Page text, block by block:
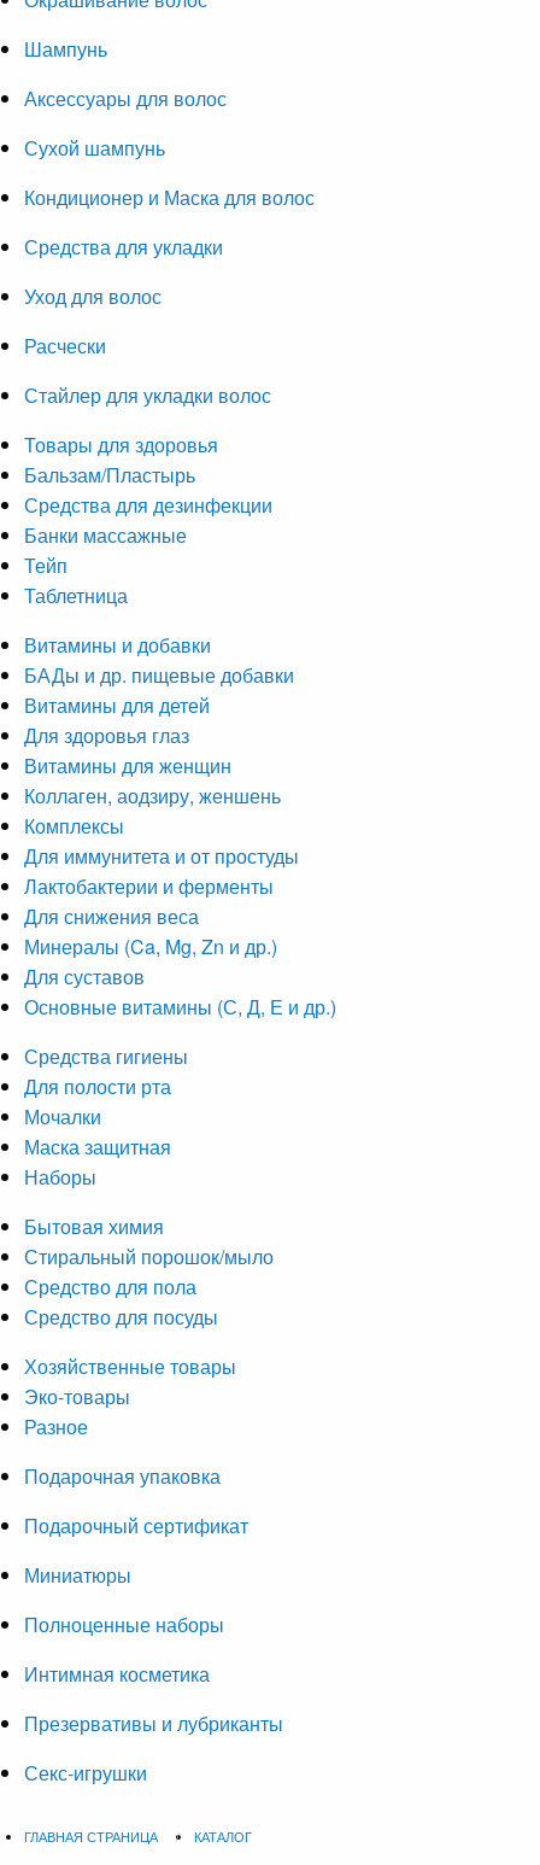
Шампунь
Аксессуары для волос
Сухой шампунь
Кондиционер и Маска для волос
Средства для укладки
Уход для волос
Расчески
Стайлер для укладки волос
Товары для здоровья
Бальзам/Пластырь
Средства для дезинфекции
Банки массажные
Тейп
Таблетница
Витамины и добавки
БАДы и др. пищевые добавки
Витамины для детей
Для здоровья глаз
Витамины для женщин
Коллаген, аодзиру, женшень
Комплексы
Для иммунитета и от простуды
Лактобактерии и ферменты
Для снижения веса
Минералы (Ca, Mg, Zn и др.)
Для суставов
Основные витамины (С, Д, Е и др.)
Средства гигиены
Для полости рта
Мочалки
Маска защитная
Наборы
Бытовая химия
Стиральный порошок/мыло
Средство для пола
Средство для посуды
Хозяйственные товары
Эко-товары
Разное
Подарочная упаковка
Подарочный сертификат
Миниатюры
Полноценные наборы
Интимная косметика
Презервативы и лубриканты
Секс-игрушки
ГЛАВНАЯ СТРАНИЦА КАТАЛОГ